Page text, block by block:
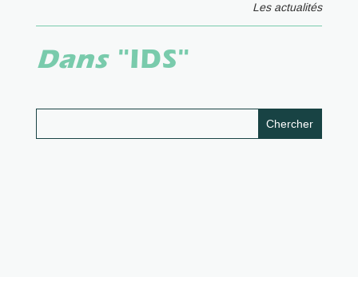
Les actualités
Dans"IDS"